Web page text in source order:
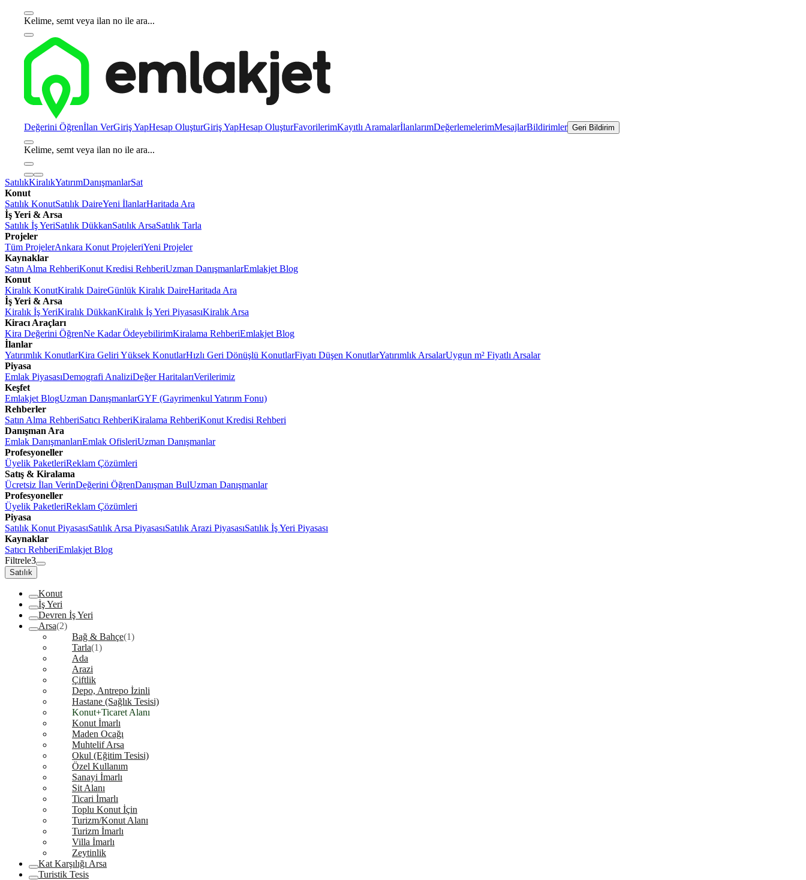
Kelime, semt veya ilan no ile ara...
Değerini Öğrenİlan VerGiriş YapHesap OluşturGiriş YapHesap OluşturFavorilerimKayıtlı AramalarİlanlarımDeğerlemelerimMesajlarBildirimler Geri Bildirim
Kelime, semt veya ilan no ile ara...
SatılıkKiralıkYatırımDanışmanlarSat
Konut
Satılık KonutSatılık DaireYeni İlanlarHaritada Ara
İş Yeri & Arsa
Satılık İş YeriSatılık DükkanSatılık ArsaSatılık Tarla
Projeler
Tüm ProjelerAnkara Konut ProjeleriYeni Projeler
Kaynaklar
Satın Alma RehberiKonut Kredisi RehberiUzman DanışmanlarEmlakjet Blog
Konut
Kiralık KonutKiralık DaireGünlük Kiralık DaireHaritada Ara
İş Yeri & Arsa
Kiralık İş YeriKiralık DükkanKiralık İş Yeri PiyasasıKiralık Arsa
Kiracı Araçları
Kira Değerini ÖğrenNe Kadar ÖdeyebilirimKiralama RehberiEmlakjet Blog
İlanlar
Yatırımlık KonutlarKira Geliri Yüksek KonutlarHızlı Geri Dönüşlü KonutlarFiyatı Düşen KonutlarYatırımlık ArsalarUygun m² Fiyatlı Arsalar
Piyasa
Emlak PiyasasıDemografi AnaliziDeğer HaritalarıVerilerimiz
Keşfet
Emlakjet BlogUzman DanışmanlarGYF (Gayrimenkul Yatırım Fonu)
Rehberler
Satın Alma RehberiSatıcı RehberiKiralama RehberiKonut Kredisi Rehberi
Danışman Ara
Emlak DanışmanlarıEmlak OfisleriUzman Danışmanlar
Profesyoneller
Üyelik PaketleriReklam Çözümleri
Satış & Kiralama
Ücretsiz İlan VerinDeğerini ÖğrenDanışman BulUzman Danışmanlar
Profesyoneller
Üyelik PaketleriReklam Çözümleri
Piyasa
Satılık Konut PiyasasıSatılık Arsa PiyasasıSatılık Arazi PiyasasıSatılık İş Yeri Piyasası
Kaynaklar
Satıcı RehberiEmlakjet Blog
Filtrele3
Satılık
Konut
İş Yeri
Devren İş Yeri
Arsa(2)
Bağ & Bahçe(1)
Tarla(1)
Ada
Arazi
Çiftlik
Depo, Antrepo İzinli
Hastane (Sağlık Tesisi)
Konut+Ticaret Alanı
Konut İmarlı
Maden Ocağı
Muhtelif Arsa
Okul (Eğitim Tesisi)
Özel Kullanım
Sanayi İmarlı
Sit Alanı
Ticari İmarlı
Toplu Konut İçin
Turizm/Konut Alanı
Turizm İmarlı
Villa İmarlı
Zeytinlik
Kat Karşılığı Arsa
Turistik Tesis